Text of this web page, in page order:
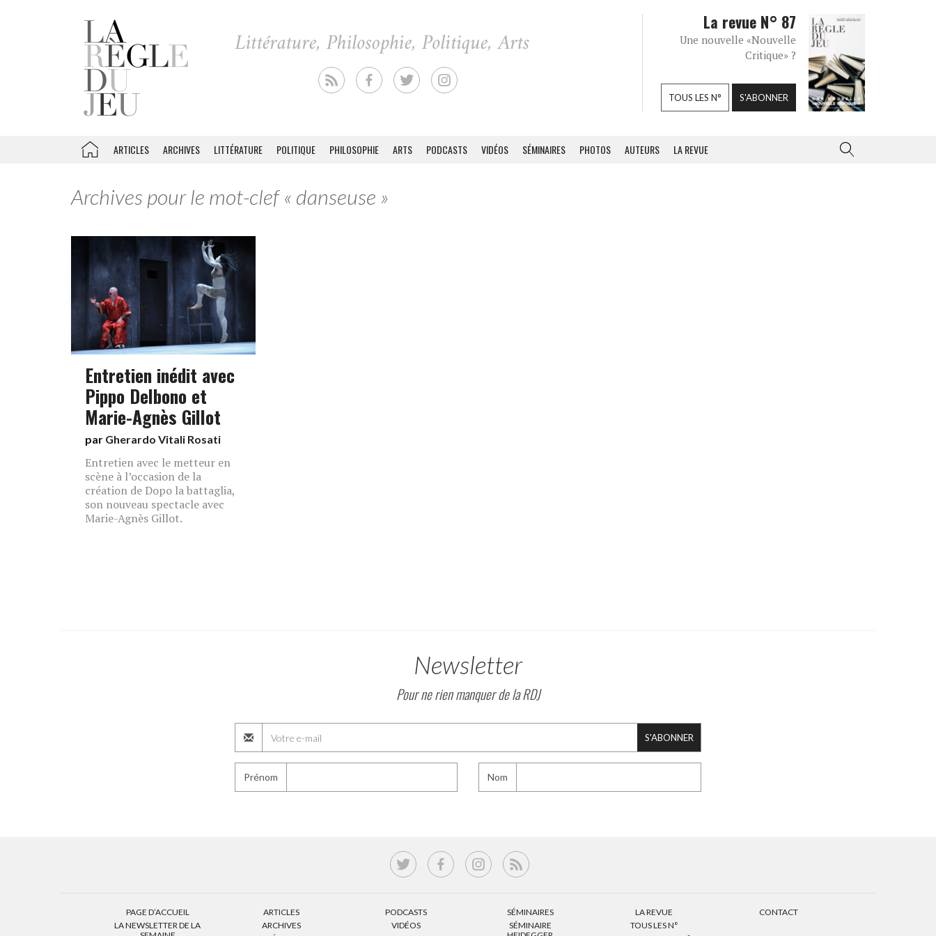
La revue N° 87
Une nouvelle «Nouvelle
Critique» ?
TOUS LES N° S'ABONNER
ARTICLES ARCHIVES LITTÉRATURE POLITIQUE PHILOSOPHIE ARTS PODCASTS VIDÉOS SÉMINAIRES PHOTOS AUTEURS LA REVUE
Archives pour le mot-clef « danseuse »
Entretien inédit avec
Pippo Delbono et
Marie-Agnès Gillot
par Gherardo Vitali Rosati
Entretien avec le metteur en
scène à l’occasion de la
création de Dopo la battaglia,
son nouveau spectacle avec
Marie-Agnès Gillot.
Newsletter
Pour ne rien manquer de la RDJ
S'ABONNER
Prénom Nom
PAGE D’ACCUEIL
LA NEWSLETTER DE LA
ARTICLES
ARCHIVES
PODCASTS
VIDÉOS
SÉMINAIRES
SÉMINAIRE
LA REVUE
TOUS LES N°
CONTACT